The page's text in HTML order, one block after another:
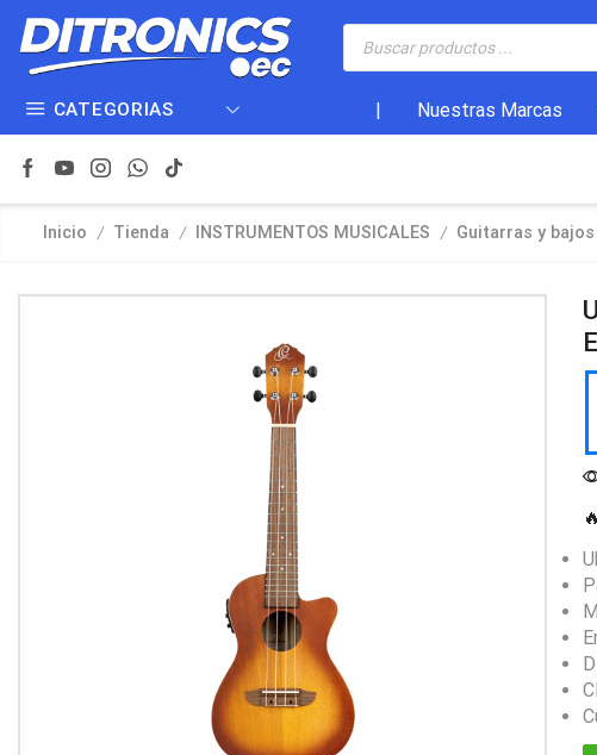
CATEGORIAS Nuestras Marcas
Inicio / Tienda / INSTRUMENTOS MUSICALES / Guitarras y bajos